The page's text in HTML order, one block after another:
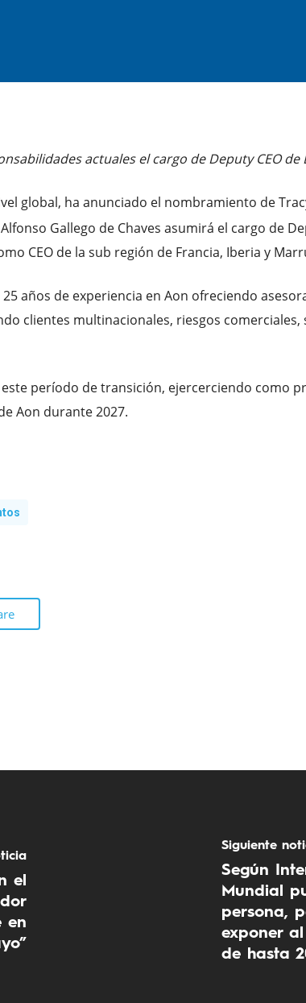
actuales el cargo de Deputy CEO de
global, ha anunciado el nombramiento de
Gallego de Chaves asumirá el cargo de
CEO de la sub región de Francia, Iberia y
años de experiencia en Aon ofreciendo
clientes multinacionales, riesgos comerciales,
este período de transición, ejercerciendo como
Aon durante 2027.
el
en
Siguiente
Según
Mundial
persona,
exponer
de hasta